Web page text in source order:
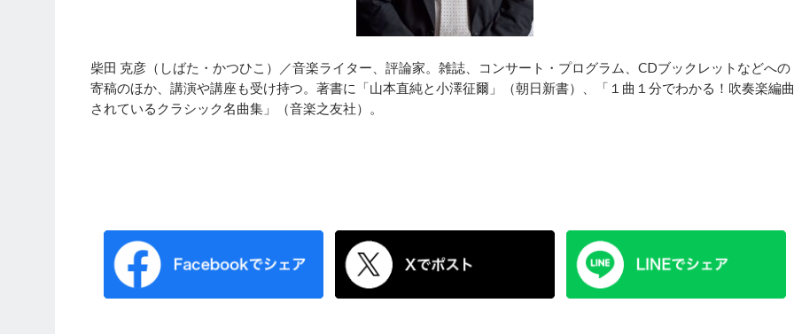
柴田 克彦（しばた・かつひこ）／音楽ライター、評論家。雑誌、コンサート・プログラム、CDブックレットなどへの
寄稿のほか、講演や講座も受け持つ。著書に「山本直純と小澤征爾」（朝日新書）、「１曲１分でわかる！吹奏楽編曲
されているクラシック名曲集」（音楽之友社）。